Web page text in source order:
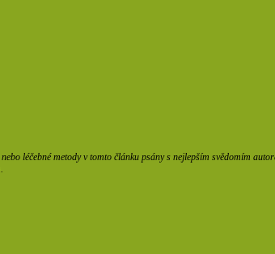
léčebné metody v tomto článku psány s nejlepším svědomím